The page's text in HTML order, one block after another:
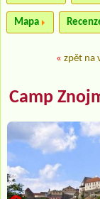
Mapa
« zpět na
Camp